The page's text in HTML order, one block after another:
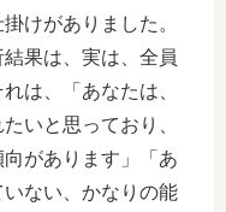
けがありました。
果は、実は、全員
は、「あなたは、
いと思っており、
があります」「あ
ない、かなりの能